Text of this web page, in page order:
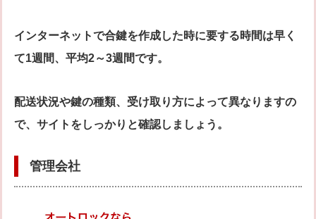
インターネットで合鍵を作成した時に要する時間は早く
て1週間、平均2～3週間です。
配送状況や鍵の種類、受け取り方によって異なりますの
で、サイトをしっかりと確認しましょう。
管理会社